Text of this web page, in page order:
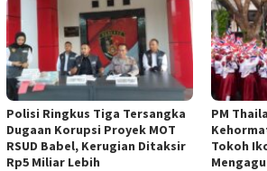
Polisi Ringkus Tiga Tersangka
Dugaan Korupsi Proyek MOT
RSUD Babel, Kerugian Ditaksir
Rp5 Miliar Lebih
PM
Tokoh